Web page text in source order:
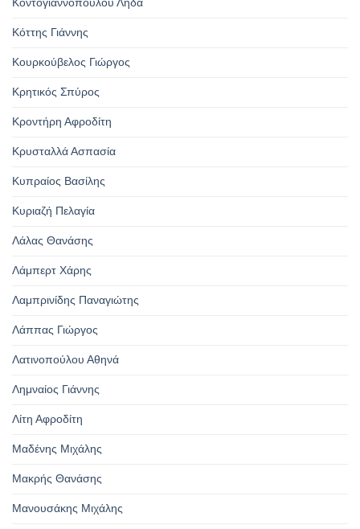
Κόττης Γιάννης
Κουρκούβελος Γιώργος
Κρητικός Σπύρος
Κροντήρη Αφροδίτη
Κρυσταλλά Ασπασία
Κυπραίος Βασίλης
Κυριαζή Πελαγία
Λάλας Θανάσης
Λάμπερτ Χάρης
Λαμπρινίδης Παναγιώτης
Λάππας Γιώργος
Λατινοπούλου Αθηνά
Λημναίος Γιάννης
Λίτη Αφροδίτη
Μαδένης Μιχάλης
Μακρής Θανάσης
Μανουσάκης Μιχάλης